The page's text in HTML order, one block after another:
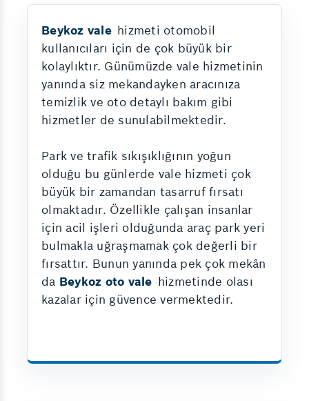
Beykoz vale hizmeti otomobil
kullanıcıları için de çok büyük bir
kolaylıktır. Günümüzde vale hizmetinin
yanında siz mekandayken aracınıza
temizlik ve oto detaylı bakım gibi
hizmetler de sunulabilmektedir.
Park ve trafik sıkışıklığının yoğun
olduğu bu günlerde vale hizmeti çok
büyük bir zamandan tasarruf fırsatı
olmaktadır. Özellikle çalışan insanlar
için acil işleri olduğunda araç park yeri
bulmakla uğraşmamak çok değerli bir
fırsattır. Bunun yanında pek çok mekân
da Beykoz oto vale hizmetinde olası
kazalar için güvence vermektedir.